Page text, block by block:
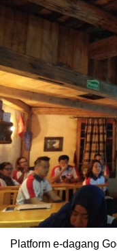
Platform e-dagang